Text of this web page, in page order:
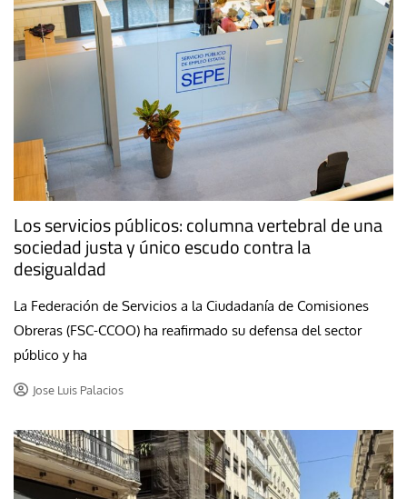
Los servicios públicos: columna vertebral de una
sociedad justa y único escudo contra la
desigualdad
La Federación de Servicios a la Ciudadanía de Comisiones
Obreras (FSC-CCOO) ha reafirmado su defensa del sector
público y ha
Jose Luis Palacios